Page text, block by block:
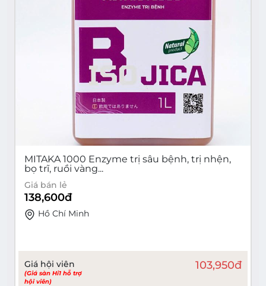
MITAKA 1000 Enzyme trị sâu bệnh, trị nhện,
bọ trĩ, ruồi vàng...
Giá bán lẻ
138,600đ
Hồ Chí Minh
Giá hội viên
(Giá sàn Hi1 hỗ trợ
hội viên)
103,950đ